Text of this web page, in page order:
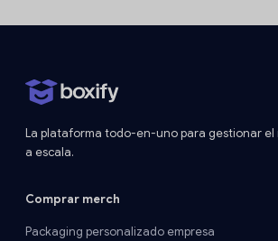
La plataforma todo-en-uno para gestionar
a escala.
Comprar merch
Packaging personalizado empresa